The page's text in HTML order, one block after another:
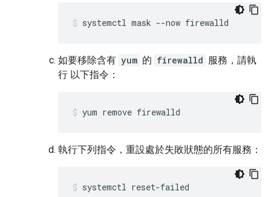
systemctl mask --now firewalld
如要移除含有 yum 的 firewalld 服務，請執
行 以下指令：
yum remove firewalld
執行下列指令，重設處於失敗狀態的所有服務：
systemctl reset-failed